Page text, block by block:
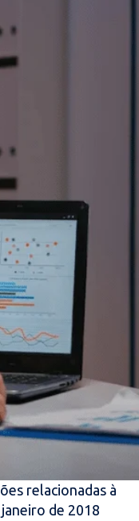
relacionadas à
de 2018